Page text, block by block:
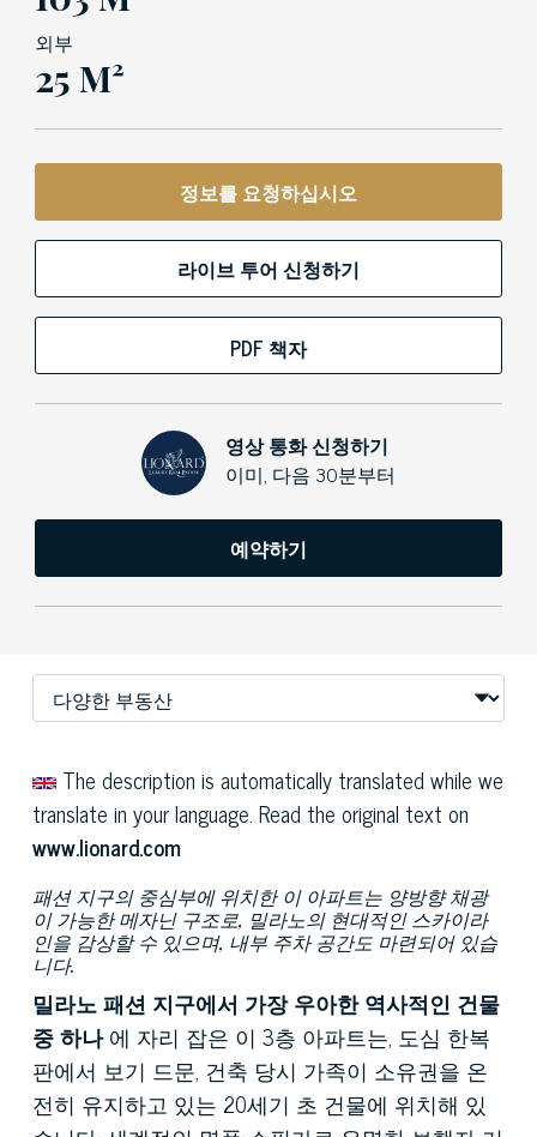
외부
25 M²
정보를 요청하십시오
라이브 투어 신청하기
PDF 책자
영상 통화 신청하기
이미, 다음 30분부터
예약하기
The description is automatically translated while we
translate in your language. Read the original text on
www.lionard.com
패션 지구의 중심부에 위치한 이 아파트는 양방향 채광
이 가능한 메자닌 구조로, 밀라노의 현대적인 스카이라
인을 감상할 수 있으며, 내부 주차 공간도 마련되어 있습
니다.
밀라노 패션 지구에서 가장 우아한 역사적인 건물
중 하나에 자리 잡은 이 3층 아파트는, 도심 한복
판에서 보기 드문, 건축 당시 가족이 소유권을 온
전히 유지하고 있는 20세기 초 건물에 위치해 있